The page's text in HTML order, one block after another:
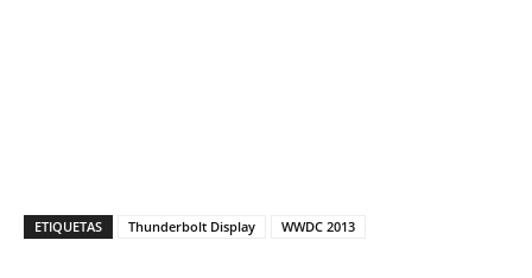
ETIQUETAS Thunderbolt Display WWDC 2013